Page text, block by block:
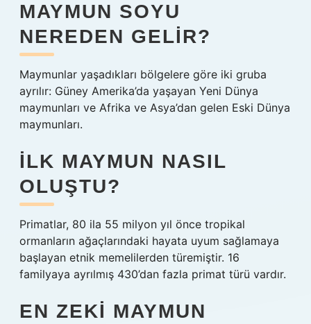
MAYMUN SOYU
NEREDEN GELIR?
Maymunlar yaşadıkları bölgelere göre iki gruba
ayrılır: Güney Amerika’da yaşayan Yeni Dünya
maymunları ve Afrika ve Asya’dan gelen Eski Dünya
maymunları.
İLK MAYMUN NASIL
OLUŞTU?
Primatlar, 80 ila 55 milyon yıl önce tropikal
ormanların ağaçlarındaki hayata uyum sağlamaya
başlayan etnik memelilerden türemiştir. 16
familyaya ayrılmış 430’dan fazla primat türü vardır.
EN ZEKI MAYMUN